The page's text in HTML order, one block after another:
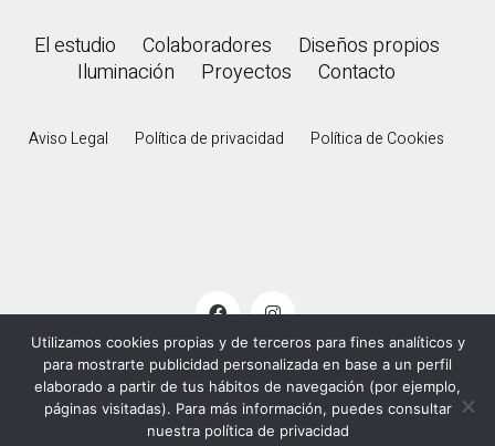
El estudio Colaboradores
Diseños propios
Iluminación
Proyectos Contacto
Aviso Legal Política de privacidad Política de Cookies
© 2000 - 2026De Palacios. Todos los derechos
reservados.
Cherry Creative
Utilizamos cookies propias y de terceros para fines analíticos y
para mostrarte publicidad personalizada en base a un perfil
elaborado a partir de tus hábitos de navegación (por ejemplo,
páginas visitadas). Para más información, puedes consultar
nuestra política de privacidad